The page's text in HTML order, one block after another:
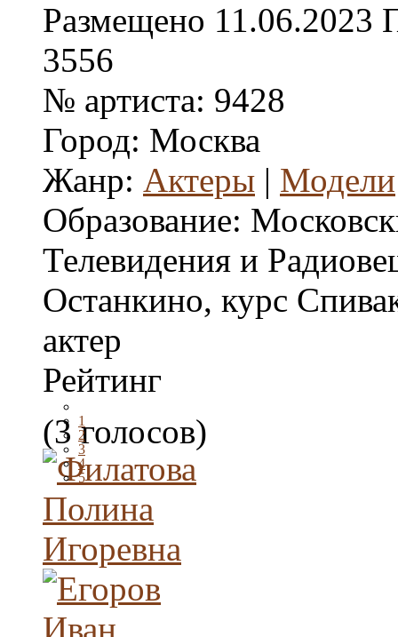
Размещено 11.06.2023
3556
№ артиста: 9428
Город: Москва
Жанр: Актеры | Модели
Образование:
Телевидения и
Останкино, курс
актер
Рейтинг
1
2
3
4
5
(3 голосов)